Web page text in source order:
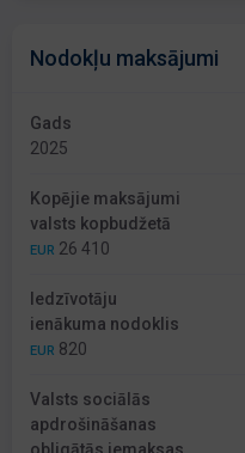
Nodokļu maksājumi
Gads
2025
Kopējie maksājumi
valsts kopbudžetā
EUR 26 410
Iedzīvotāju
ienākuma nodoklis
EUR 820
Valsts sociālās
apdrošināšanas